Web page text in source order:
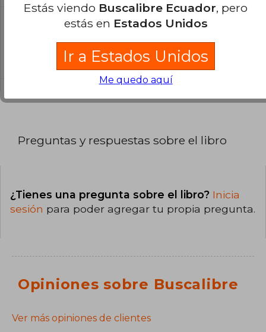
¿Cuál es la encuadernación de este libro?
La encuadernación de esta edición es Tapa
Preguntas y respuestas sobre el libro
¿Tienes una pregunta sobre el libro? Inicia
sesión para poder agregar tu propia pregunta.
Opiniones sobre Buscalibre
Ver más opiniones de clientes
Estás viendo Buscalibre Ecuador, pero
estás en Estados Unidos
Ir a Estados Unidos
Me quedo aquí